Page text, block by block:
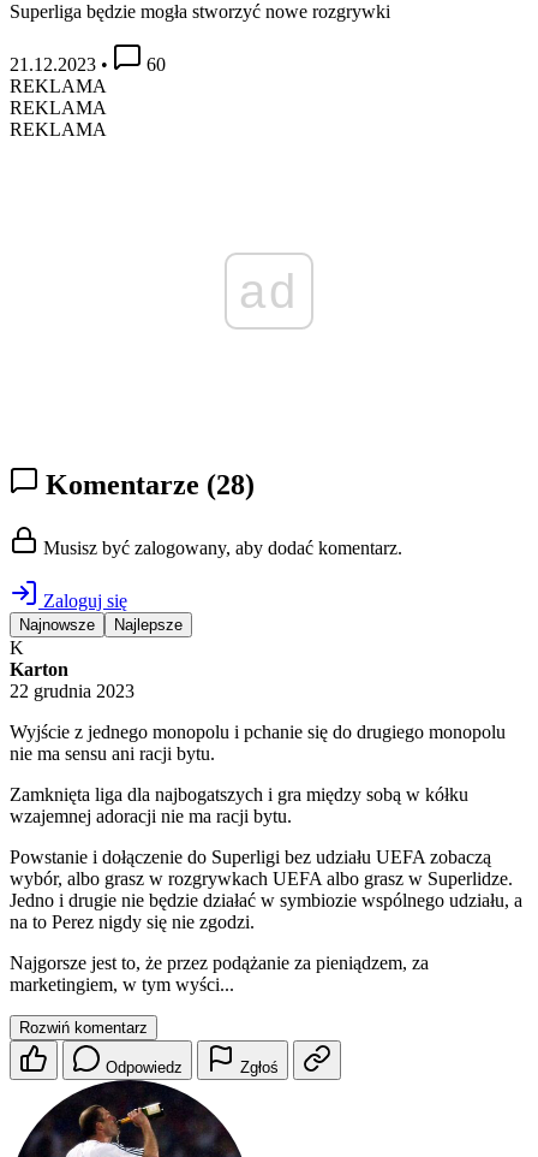
Superliga będzie mogła stworzyć nowe rozgrywki
21.12.2023 •
60
REKLAMA
REKLAMA
REKLAMA
ad
Komentarze (28)
Musisz być zalogowany, aby dodać komentarz.
Zaloguj się
Najnowsze Najlepsze
K
Karton
22 grudnia 2023
Wyjście z jednego monopolu i pchanie się do drugiego monopolu
nie ma sensu ani racji bytu.
Zamknięta liga dla najbogatszych i gra między sobą w kółku
wzajemnej adoracji nie ma racji bytu.
Powstanie i dołączenie do Superligi bez udziału UEFA zobaczą
wybór, albo grasz w rozgrywkach UEFA albo grasz w Superlidze.
Jedno i drugie nie będzie działać w symbiozie wspólnego udziału, a
na to Perez nigdy się nie zgodzi.
Najgorsze jest to, że przez podążanie za pieniądzem, za
marketingiem, w tym wyści...
Rozwiń komentarz
Odpowiedz Zgłoś